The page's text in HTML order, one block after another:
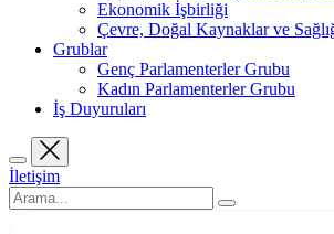
Ekonomik İşbirliği
Çevre, Doğal Kaynaklar ve
Grublar
Genç Parlamenterler Grubu
Kadın Parlamenterler Grubu
İş Duyuruları
İletişim